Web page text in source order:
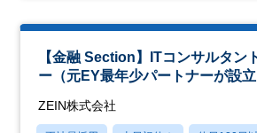
【金融 Section】ITコンサルタン
ー（元EY最年少パートナーが設立
ZEIN株式会社